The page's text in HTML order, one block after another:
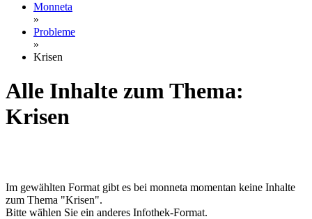
Monneta
»
Probleme
»
Krisen
Alle Inhalte zum Thema:
Krisen
Im gewählten Format gibt es bei monneta momentan keine Inhalte
zum Thema "Krisen".
Bitte wählen Sie ein anderes Infothek-Format.